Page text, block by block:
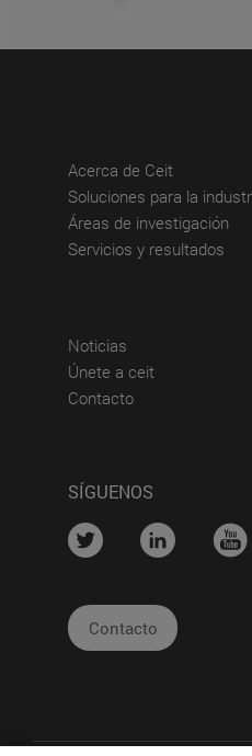
Acerca de Ceit(abre en
Soluciones para la
Áreas de investigación
Servicios y resultados
Noticias
Únete a ceit(abre en
Contacto(abre en nueva
SÍGUENOS
.... .... ....
Contacto